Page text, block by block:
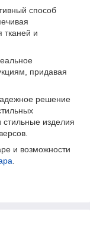
способ
тканей и
придавая
решение
изделия
и возможности
.